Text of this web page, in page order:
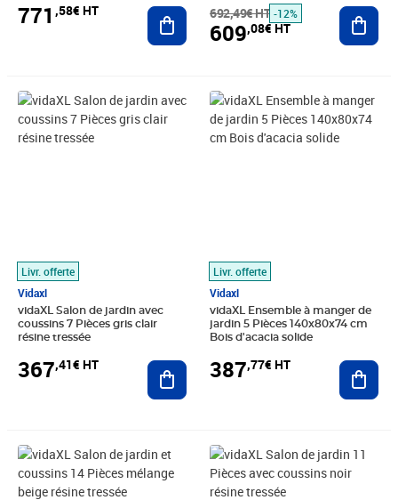
771 ,58€ HT Ajouter au panier
692,49€ HT -12%
609,08€ HT
Livr. offerte
Vidaxl
vidaXL Salon de jardin avec
coussins 7 Pièces gris clair
résine tressée
367,41€ HT
Prix 367,41€ HT
Ajouter au panier
Livr. offerte
Vidaxl
vidaXL Ensemble à manger de
jardin 5 Pièces 140x80x74 cm
Bois d'acacia solide
387,77€ HT
Prix 387,77€ HT
Prix 792,41€ HT Prix 568,24€ HT